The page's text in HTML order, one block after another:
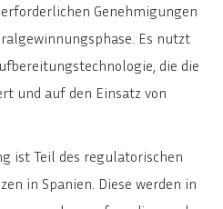
Genehmigungen
Es nutzt
die die
und auf den Einsatz von
ist Teil des regulatorischen
in Spanien. Diese werden in